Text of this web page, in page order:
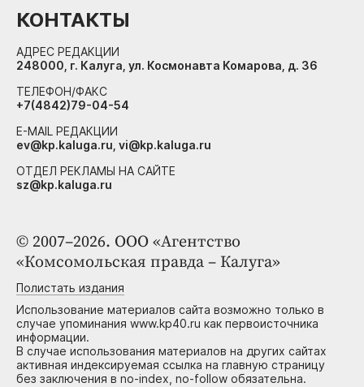
© 2007–2026. ООО «Агентство
«Комсомольская правда – Калуга»
Полистать издания
Использование материалов сайта возможно только в
случае упоминания www.kp40.ru как первоисточника
информации.
В случае использования материалов на других сайтах
активная индексируемая ссылка на главную страницу
без заключения в no-index, no-follow обязательна.
КОНТАКТЫ
АДРЕС РЕДАКЦИИ
248000, г. Калуга, ул. Космонавта Комарова, д. 36
ТЕЛЕФОН/ФАКС
+7(4842)79-04-54
E-MAIL РЕДАКЦИИ
ev@kp.kaluga.ru, vi@kp.kaluga.ru
ОТДЕЛ РЕКЛАМЫ НА САЙТЕ
sz@kp.kaluga.ru